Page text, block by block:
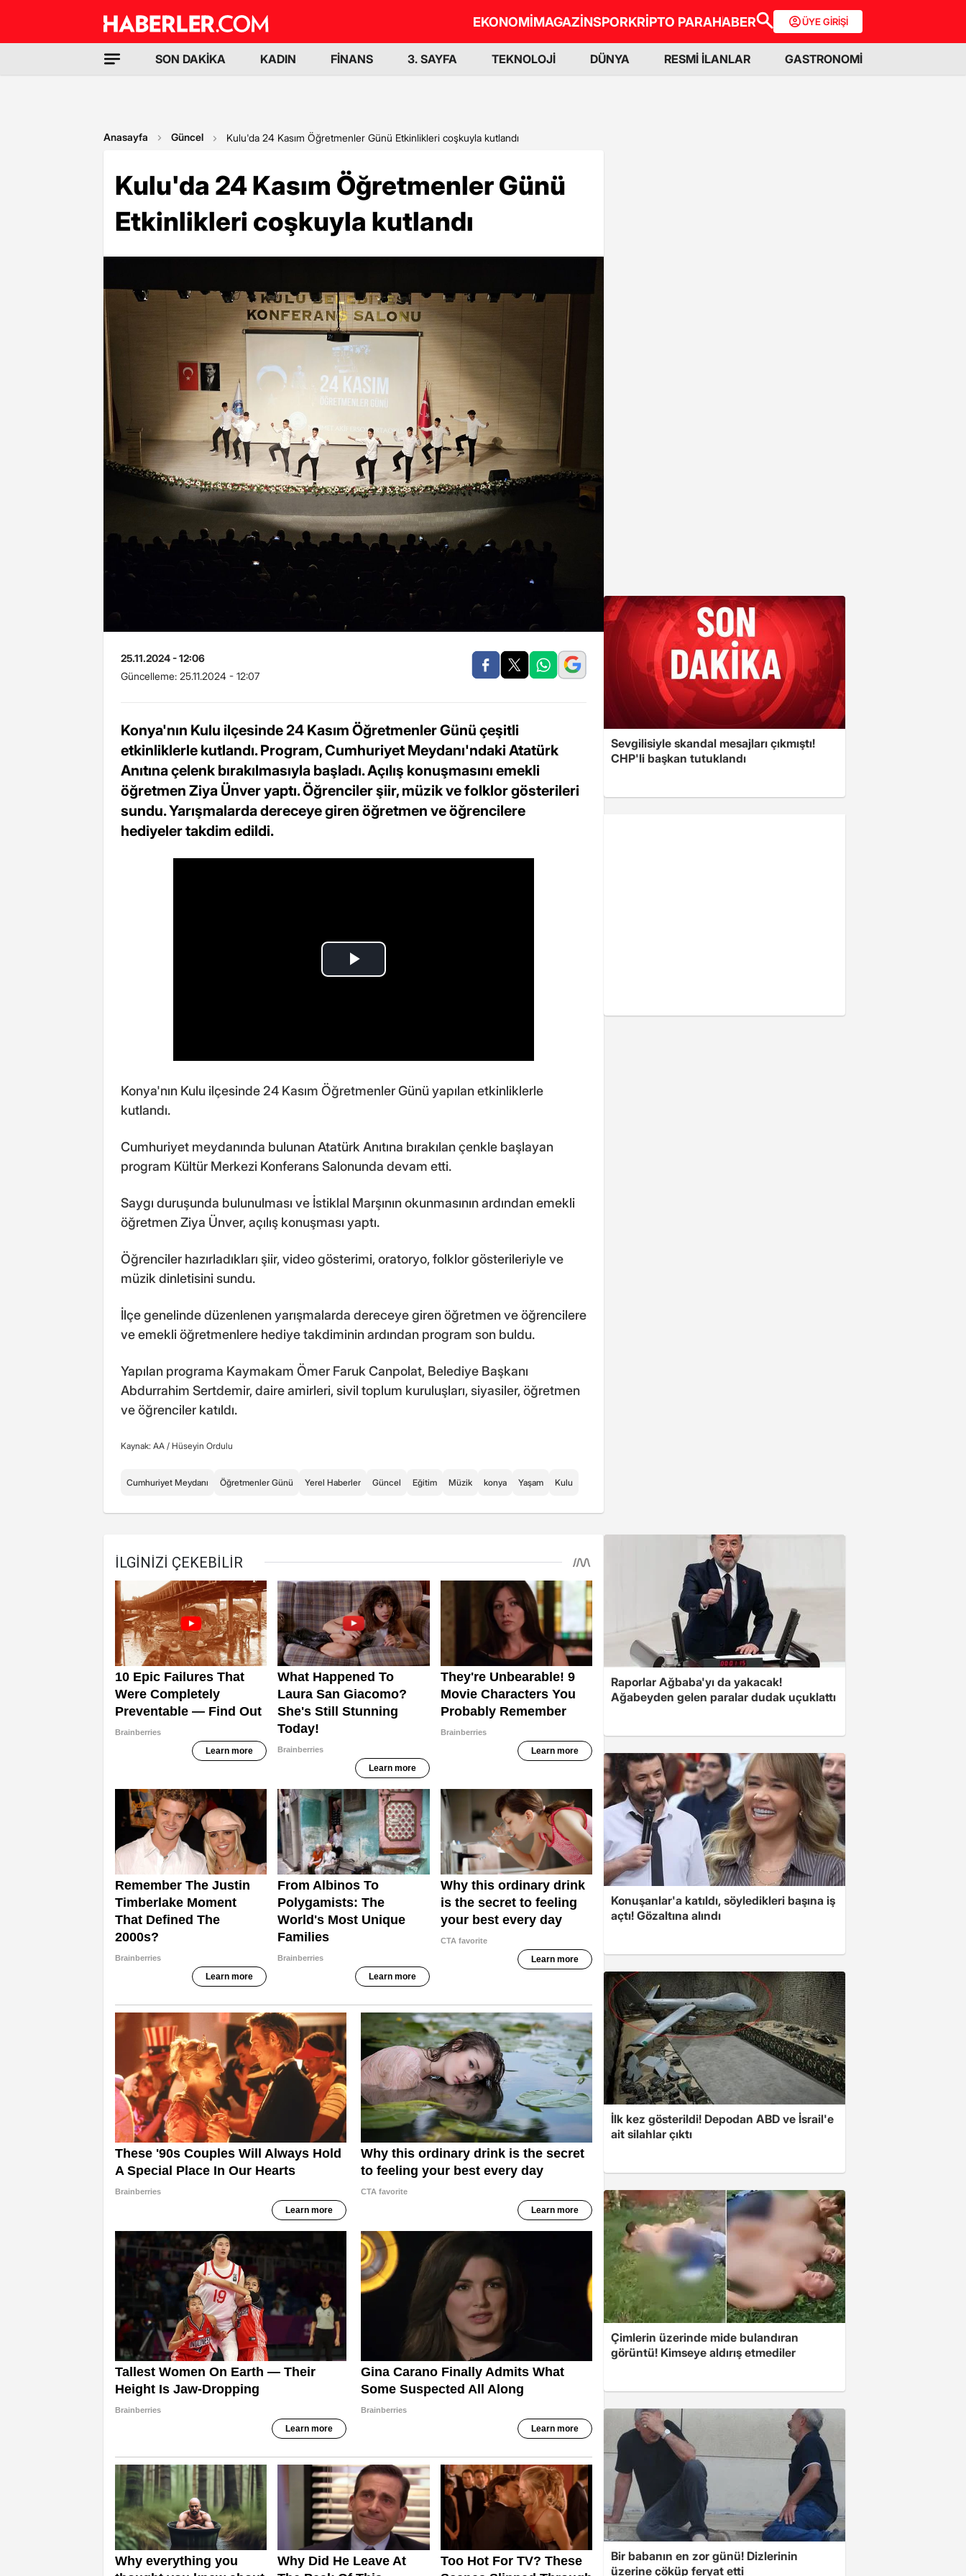
EKONOMİMAGAZİNSPORKRİPTO PARAHABER ÜYE GİRİŞİ
SON DAKİKA KADIN FİNANS 3. SAYFA TEKNOLOJİ DÜNYA RESMİ İLANLAR GASTRONOMİ
Anasayfa Güncel Kulu'da 24 Kasım Öğretmenler Günü Etkinlikleri coşkuyla kutlandı
Kulu'da 24 Kasım Öğretmenler Günü
Etkinlikleri coşkuyla kutlandı
25.11.2024 - 12:06
Güncelleme: 25.11.2024 - 12:07
Konya'nın Kulu ilçesinde 24 Kasım Öğretmenler Günü çeşitli
etkinliklerle kutlandı. Program, Cumhuriyet Meydanı'ndaki Atatürk
Anıtına çelenk bırakılmasıyla başladı. Açılış konuşmasını emekli
öğretmen Ziya Ünver yaptı. Öğrenciler şiir, müzik ve folklor gösterileri
sundu. Yarışmalarda dereceye giren öğretmen ve öğrencilere
hediyeler takdim edildi.
Konya'nın Kulu ilçesinde 24 Kasım Öğretmenler Günü yapılan etkinliklerle
kutlandı.
Cumhuriyet meydanında bulunan Atatürk Anıtına bırakılan çenkle başlayan
program Kültür Merkezi Konferans Salonunda devam etti.
Saygı duruşunda bulunulması ve İstiklal Marşının okunmasının ardından emekli
öğretmen Ziya Ünver, açılış konuşması yaptı.
Öğrenciler hazırladıkları şiir, video gösterimi, oratoryo, folklor gösterileriyle ve
müzik dinletisini sundu.
İlçe genelinde düzenlenen yarışmalarda dereceye giren öğretmen ve öğrencilere
ve emekli öğretmenlere hediye takdiminin ardından program son buldu.
Yapılan programa Kaymakam Ömer Faruk Canpolat, Belediye Başkanı
Abdurrahim Sertdemir, daire amirleri, sivil toplum kuruluşları, siyasiler, öğretmen
ve öğrenciler katıldı.
Kaynak: AA / Hüseyin Ordulu
Cumhuriyet Meydanı Öğretmenler Günü Yerel Haberler Güncel Eğitim Müzik konya Yaşam Kulu
Sevgilisiyle skandal mesajları çıkmıştı!
CHP'li başkan tutuklandı
Raporlar Ağbaba'yı da yakacak!
Ağabeyden gelen paralar dudak uçuklattı
Konuşanlar'a katıldı, söyledikleri başına iş
açtı! Gözaltına alındı
İlk kez gösterildi! Depodan ABD ve İsrail'e
ait silahlar çıktı
Çimlerin üzerinde mide bulandıran
görüntü! Kimseye aldırış etmediler
Bir babanın en zor günü! Dizlerinin
üzerine çöküp feryat etti